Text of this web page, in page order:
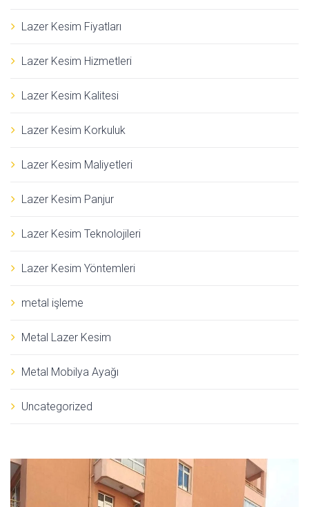
Lazer Kesim Fiyatları
Lazer Kesim Hizmetleri
Lazer Kesim Kalitesi
Lazer Kesim Korkuluk
Lazer Kesim Maliyetleri
Lazer Kesim Panjur
Lazer Kesim Teknolojileri
Lazer Kesim Yöntemleri
metal işleme
Metal Lazer Kesim
Metal Mobilya Ayağı
Uncategorized